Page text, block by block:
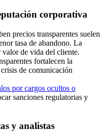
corporativa
precios transparentes suelen
tasa de abandono. La
valor de vida del cliente.
fortalecen la
de comunicación
por cargos ocultos o
sanciones regulatorias y
y analistas